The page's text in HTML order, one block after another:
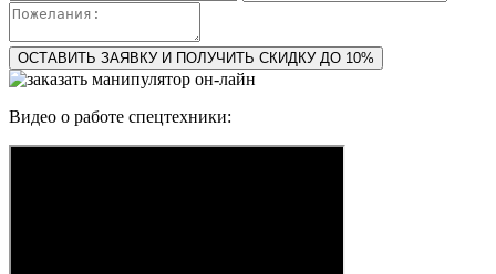
ОСТАВИТЬ ЗАЯВКУ И ПОЛУЧИТЬ СКИДКУ ДО 10%
Видео о работе спецтехники: